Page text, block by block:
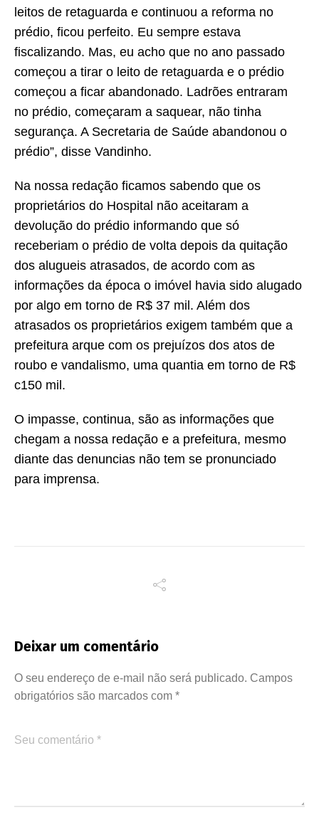
leitos de retaguarda e continuou a reforma no
prédio, ficou perfeito. Eu sempre estava
fiscalizando. Mas, eu acho que no ano passado
começou a tirar o leito de retaguarda e o prédio
começou a ficar abandonado. Ladrões entraram
no prédio, começaram a saquear, não tinha
segurança. A Secretaria de Saúde abandonou o
prédio”, disse Vandinho.
Na nossa redação ficamos sabendo que os
proprietários do Hospital não aceitaram a
devolução do prédio informando que só
receberiam o prédio de volta depois da quitação
dos alugueis atrasados, de acordo com as
informações da época o imóvel havia sido alugado
por algo em torno de R$ 37 mil. Além dos
atrasados os proprietários exigem também que a
prefeitura arque com os prejuízos dos atos de
roubo e vandalismo, uma quantia em torno de R$
c150 mil.
O impasse, continua, são as informações que
chegam a nossa redação e a prefeitura, mesmo
diante das denuncias não tem se pronunciado
para imprensa.
Deixar um comentário
O seu endereço de e-mail não será publicado. Campos
obrigatórios são marcados com *